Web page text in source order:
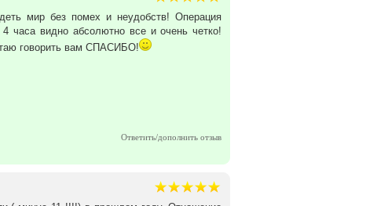
так и для близи в любом возрасте (на территории
линзы ReStor) (внедрено в Красноярске
лазерная трабекулопластика) – являющееся на
Центра «Ирис»); - хирургическое лечение
- лечение дистрофий сетчатки;- лечение кератоконуса
преимуществами перед другими клиниками, как самая
оборудованием, всегда дает наилучший результат
со всеми ведущими страховыми компаниями России.
ДМС, и возможно вы сможете провести диагностику,
финансовую ответственность перед каждым пациентом,
нам взаимностью.Более полную информацию о наших
www.krasiris.ruТакже на сайте вы можете задать любой
ПРОТИВОПОКАЗАНИЯ. ПРОКОНСУЛЬТИРУЙТЕСЬ СО
мир без помех и неудобств! Операция
часа видно абсолютно все и очень четко!
говорить вам СПАСИБО!
Ответить/дополнить отзыв